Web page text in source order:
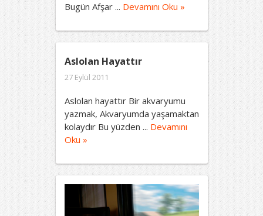
Bugün Afşar ... Devamını Oku »
Aslolan Hayattır
27 Eylül 2011
Aslolan hayattır Bir akvaryumu
yazmak, Akvaryumda yaşamaktan
kolaydır Bu yüzden ... Devamını
Oku »